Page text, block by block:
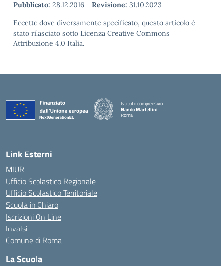
Pubblicato: 28.12.2016 - Revisione: 31.10.2023
Eccetto dove diversamente specificato, questo articolo è
stato rilasciato sotto Licenza Creative Commons
Attribuzione 4.0 Italia.
Istituto comprensivo
Nando Martellini
Roma
Link Esterni
MIUR
Ufficio Scolastico Regionale
Ufficio Scolastico Territoriale
Scuola in Chiaro
Iscrizioni On Line
Invalsi
Comune di Roma
La Scuola